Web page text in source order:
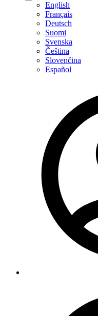
English
Français
Deutsch
Suomi
Svenska
Čeština
Slovenčina
Español